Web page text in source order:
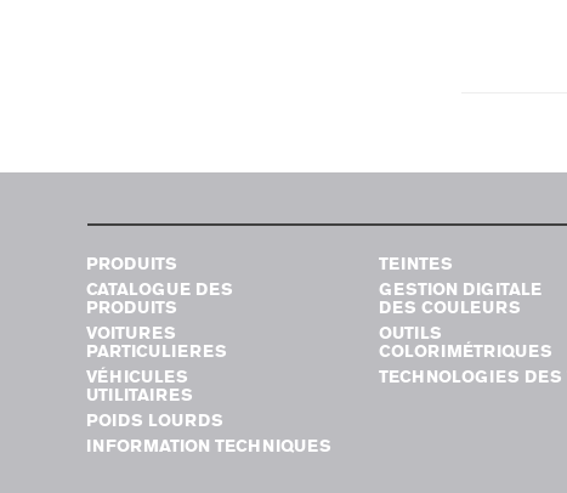
PRODUITS
CATALOGUE DES
PRODUITS
VOITURES
PARTICULIERES
VÉHICULES
UTILITAIRES
POIDS LOURDS
INFORMATION TECHNIQUES
TEINTES
GESTION DIGITALE
DES COULEURS
OUTILS
COLORIMÉTRIQUES
TECHNOLOGIES DES